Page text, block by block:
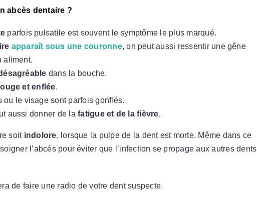
abcès dentaire ?
parfois pulsatile est souvent le symptôme le plus marqué.
apparaît sous une couronne, on peut aussi ressentir une gêne
aliment.
dans la bouche.
et enflée.
ou le visage sont parfois gonflés.
aussi donner de la fatigue et de la fièvre.
soit indolore, lorsque la pulpe de la dent est morte. Même dans ce
l’abcès pour éviter que l’infection se propage aux autres dents
de faire une radio de votre dent suspecte.